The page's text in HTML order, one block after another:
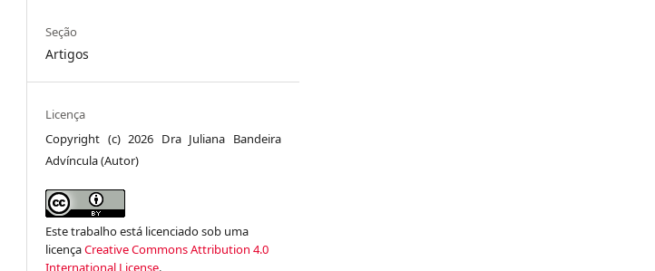
Seção
Artigos
Licença
Copyright (c) 2026 Dra Juliana Bandeira
Advíncula (Autor)
Este trabalho está licenciado sob uma
licençaCreative Commons Attribution 4.0
International License.